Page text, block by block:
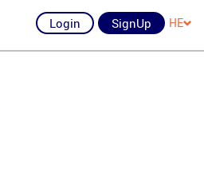
Login SignUp HE